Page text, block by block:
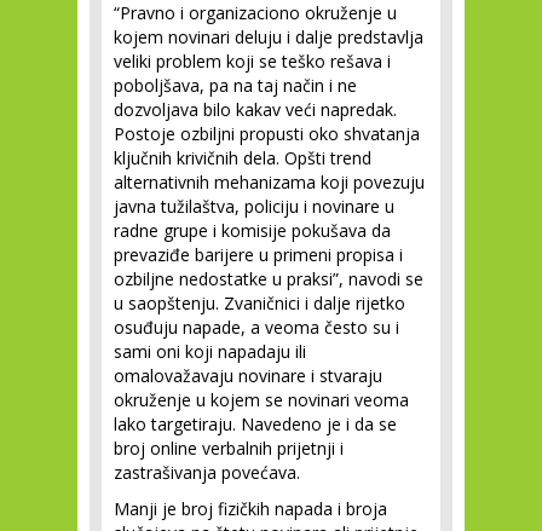
“Pravno i organizaciono okruženje u
kojem novinari deluju i dalje predstavlja
veliki problem koji se teško rešava i
poboljšava, pa na taj način i ne
dozvoljava bilo kakav veći napredak.
Postoje ozbiljni propusti oko shvatanja
ključnih krivičnih dela. Opšti trend
alternativnih mehanizama koji povezuju
javna tužilaštva, policiju i novinare u
radne grupe i komisije pokušava da
prevaziđe barijere u primeni propisa i
ozbiljne nedostatke u praksi”, navodi se
u saopštenju. Zvaničnici i dalje rijetko
osuđuju napade, a veoma često su i
sami oni koji napadaju ili
omalovažavaju novinare i stvaraju
okruženje u kojem se novinari veoma
lako targetiraju. Navedeno je i da se
broj online verbalnih prijetnji i
zastrašivanja povećava.
Manji je broj fizičkih napada i broja